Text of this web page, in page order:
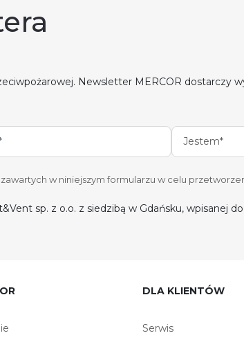
Newsletter MERCOR dostarczy
Jestem*
w niniejszym formularzu w celu
sp. z o.o. z siedzibą w Gdańsku, wpisanej
DLA KLIENTÓW
Serwis